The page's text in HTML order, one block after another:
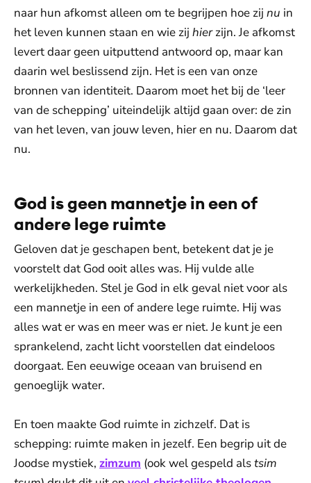
naar hun afkomst alleen om te begrijpen hoe zij nu in
het leven kunnen staan en wie zij hierzijn. Je afkomst
levert daar geen uitputtend antwoord op, maar kan
daarin wel beslissend zijn. Het is een van onze
bronnen van identiteit. Daarom moet het bij de ‘leer
van de schepping’ uiteindelijk altijd gaan over: de zin
van het leven, van jouw leven, hier en nu. Daarom dat
nu.
God is geen mannetje in een of
andere lege ruimte
Geloven dat je geschapen bent, betekent dat je je
voorstelt dat God ooit alles was. Hij vulde alle
werkelijkheden. Stel je God in elk geval niet voor als
een mannetje in een of andere lege ruimte. Hij was
alles wat er was en meer was er niet. Je kunt je een
sprankelend, zacht licht voorstellen dat eindeloos
doorgaat. Een eeuwige oceaan van bruisend en
genoeglijk water.
En toen maakte God ruimte in zichzelf. Dat is
schepping: ruimte maken in jezelf. Een begrip uit de
Joodse mystiek, zimzum (ook wel gespeld alstsim